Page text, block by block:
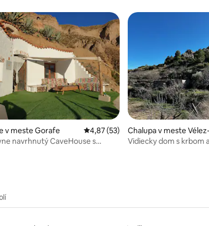
5 z 5, počet hodnotení: 15
v meste Gorafe Priemerné ohodnotenie 4,87 z 5,
4,87 (53)
navrhnutý CaveHouse s
Chalupa v meste
Vidiecky dom s krbom